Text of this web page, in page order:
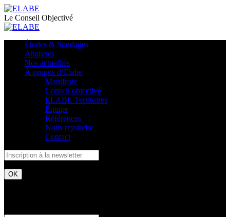
Le Conseil Objectivé
Études & Sondages
Analyses
Nos actualités
À propos d’Elabe
Manifeste
Conseil objectivé
ELABE Territoires
Équipe
Références
Nous rejoindre
Contact